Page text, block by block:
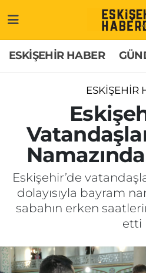
ESKİŞEHİR HABER
ESKİŞEHİR
Eskişehir’de
dolayısıyla bayram
sabahın erken
etti
GÜNDEM
ASAYİŞ
SİYASET
EKONOMİ
SAĞLIK
SPOR
Hakkımızda
İletişim
Künye
Odunpazarı Trafik
Süper Lig Puan
Tüm Manşetler
Son Dakika Haberleri
Haber Arşivi